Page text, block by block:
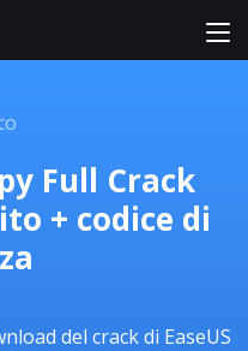
Full Crack
+ codice di
del crack di EaseUS